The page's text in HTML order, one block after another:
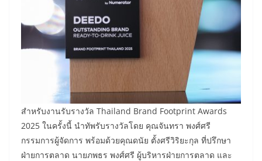
สำหรับงานรับรางวัล Thailand Brand Footprint Awards
2025 ในครั้งนี้ นำทัพรับรางวัลโดย คุณจันทรา พงศ์ศรี
กรรมการผู้จัดการ พร้อมด้วยคุณดนัย ตั้งศรีวิริยะกุล ที่ปรึกษา
ฝ่ายการตลาด นายภพธร พงศ์ศรี ผู้บริหารฝ่ายการตลาด และ